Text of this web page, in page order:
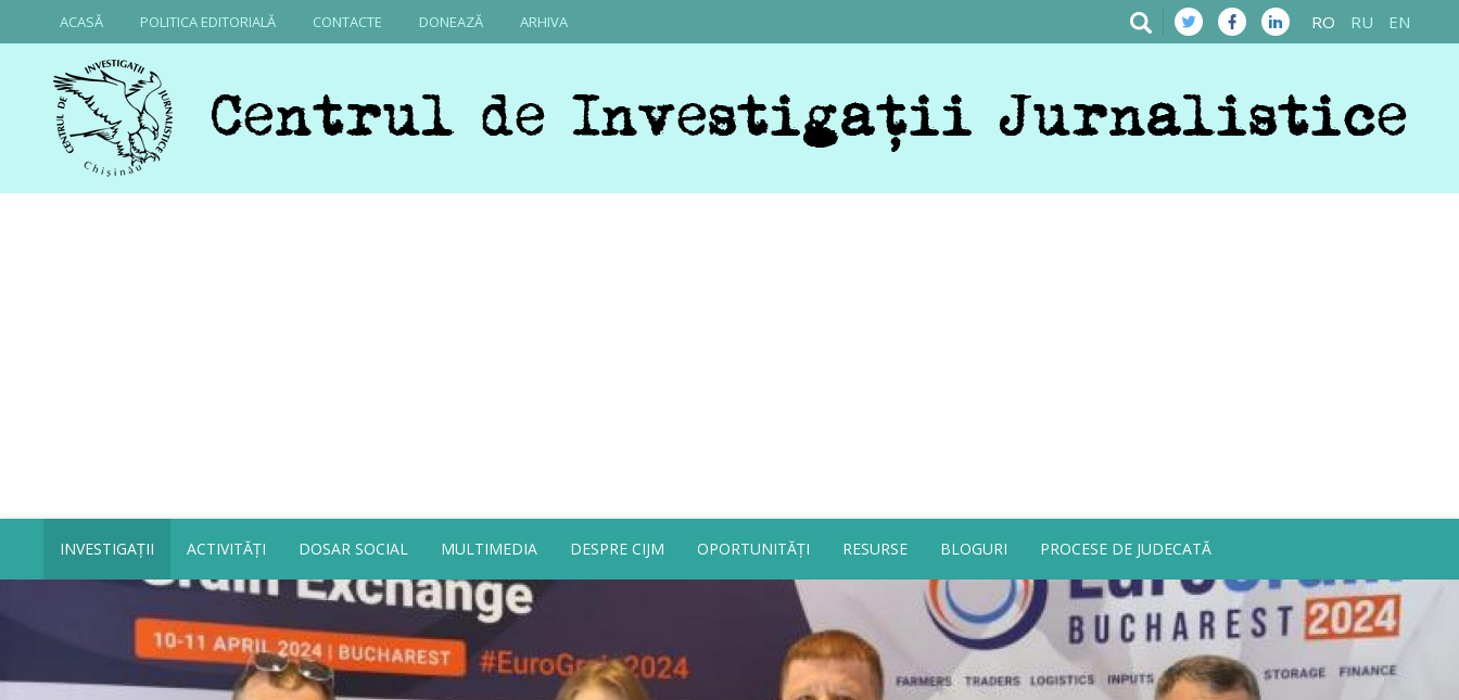
ACASĂ POLITICA EDITORIALĂ CONTACTE DONEAZĂ ARHIVA RO RU EN
INVESTIGAȚII ACTIVITĂȚI DOSAR SOCIAL MULTIMEDIA DESPRE CIJM OPORTUNITĂȚI RESURSE BLOGURI PROCESE DE JUDECATĂ